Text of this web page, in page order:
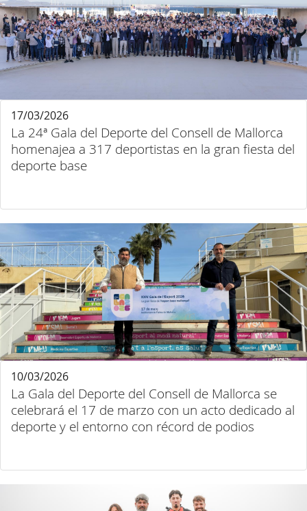
La 24ª Gala del Deporte del Consell de Mallorca
homenajea a 317 deportistas en la gran fiesta del
deporte base
17/03/2026
La Gala del Deporte del Consell de Mallorca se
celebrará el 17 de marzo con un acto dedicado al
deporte y el entorno con récord de podios
10/03/2026